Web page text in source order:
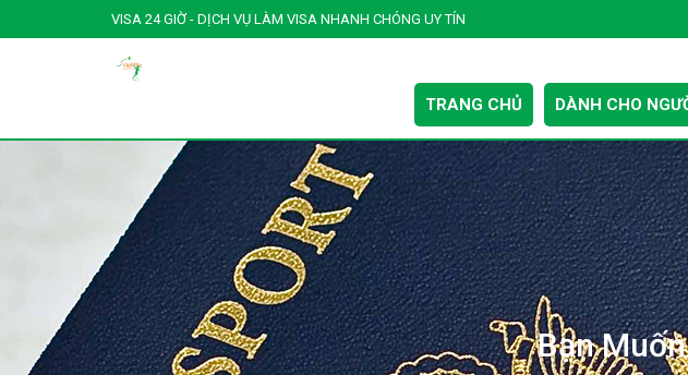
VISA 24 GIỜ - DỊCH VỤ LÀM VISA NHANH CHÓNG UY TÍN
TRANG CHỦ DÀNH CHO
Bạn